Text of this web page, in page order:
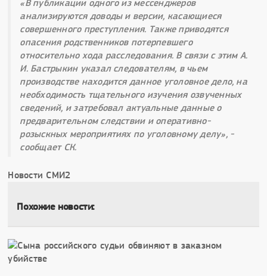
«В публикации одного из мессенджеров
анализируются доводы и версии, касающиеся
совершенного преступления. Также приводятся
опасения родственников потерпевшего
относительно хода расследования. В связи с этим А.
И. Бастрыкин указал следователям, в чьем
производстве находится данное уголовное дело, на
необходимость тщательного изучения озвученных
сведений, и затребовал актуальные данные о
предварительном следствии и оперативно-
розыскных мероприятиях по уголовному делу», -
сообщает СК.
Новости СМИ2
Похожие новости: